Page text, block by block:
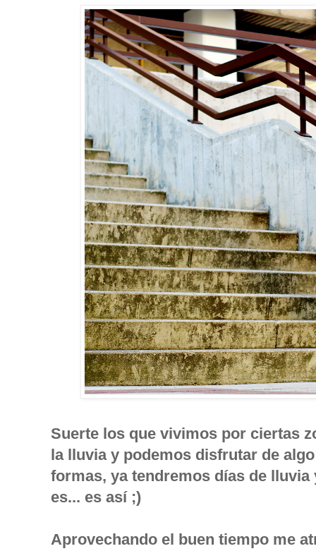
Suerte los que vivimos por ciertas
la lluvia y podemos disfrutar de
formas, ya tendremos días de
es... es así ;)
Aprovechando el buen tiempo me